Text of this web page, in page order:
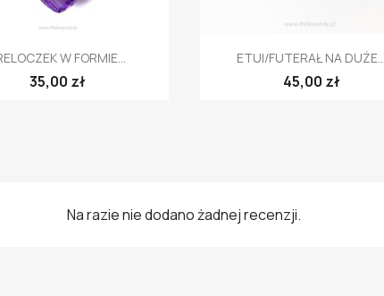
Szybki podgląd
W FORMIE...
35,00 zł
Szybki podgląd
ETUI/FUTERAŁ NA
45,00 zł
Na razie nie dodano żadnej recenzji.